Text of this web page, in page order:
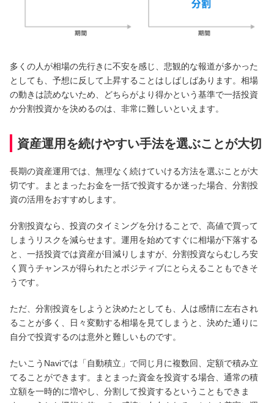
多くの人が相場の先行きに不安を感じ、悲観的な報道が多かった
としても、予想に反して上昇することはしばしばあります。相場
の動きは読めないため、どちらがより得かという基準で一括投資
か分割投資かを決めるのは、非常に難しいといえます。
資産運用を続けやすい手法を選ぶことが大切
長期の資産運用では、無理なく続けていける方法を選ぶことが大
切です。まとまったお金を一括で投資するか迷った場合、分割投
資の活用をおすすめします。
分割投資なら、投資のタイミングを分けることで、高値で買って
しまうリスクを減らせます。運用を始めてすぐに相場が下落する
と、一括投資では資産が目減りしますが、分割投資ならむしろ安
く買うチャンスが得られたとポジティブにとらえることもできそ
うです。
ただ、分割投資をしようと決めたとしても、人は感情に左右され
ることが多く、日々変動する相場を見てしまうと、決めた通りに
自分で投資するのは意外と難しいものです。
たいこうNaviでは「自動積立」で同じ月に複数回、定額で積み立
てることができます。まとまった資金を投資する場合、通常の積
立額を一時的に増やし、分割して投資するということもできま